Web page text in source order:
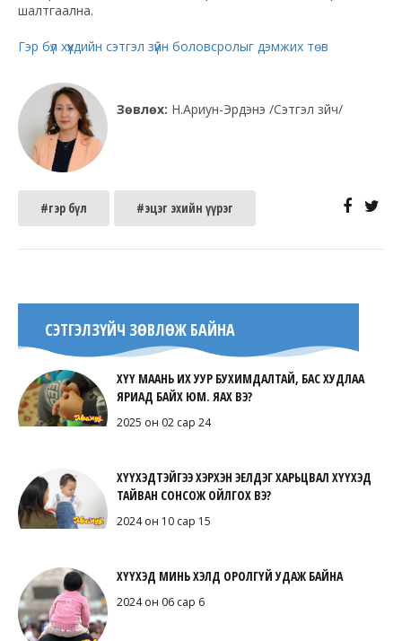
шалтгаална.
Гэр бүл хүүхдийн сэтгэл зүйн боловсролыг дэмжих төв
Зөвлөх: Н.Ариун-Эрдэнэ /Сэтгэл зүйч/
#гэр бүл #эцэг эхийн үүрэг
СЭТГЭЛЗҮЙЧ ЗӨВЛӨЖ БАЙНА
ХҮҮ МААНЬ ИХ УУР БУХИМДАЛТАЙ, БАС ХУДЛАА
ЯРИАД БАЙХ ЮМ. ЯАХ ВЭ?
2025 он 02 сар 24
ХҮҮХЭДТЭЙГЭЭ ХЭРХЭН ЭЕЛДЭГ ХАРЬЦВАЛ ХҮҮХЭД
ТАЙВАН СОНСОЖ ОЙЛГОХ ВЭ?
2024 он 10 сар 15
ХҮҮХЭД МИНЬ ХЭЛД ОРОЛГҮЙ УДАЖ БАЙНА
2024 он 06 сар 6